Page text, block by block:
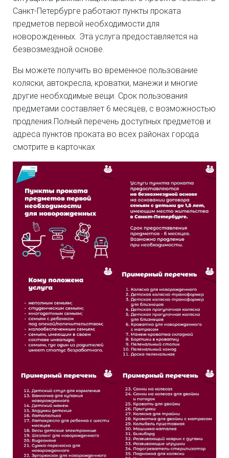
Санкт-Петербурге работают пункты проката
предметов первой необходимости для
новорожденных. Эта услуга предоставляется на
безвозмездной основе.
Вы можете получить во временное пользование
коляски, автокресла, кроватки, манежи и многие
другие необходимые вещи. Срок пользования
предметами составляет 6 месяцев, с возможностью
продления.Полный перечень доступных предметов и
адреса пунктов проката во всех районах города
смотрите в карточках